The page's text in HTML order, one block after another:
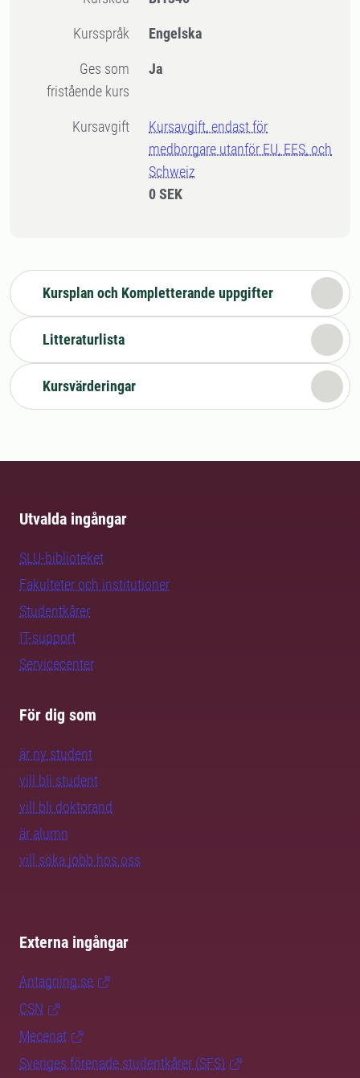
Kursspråk Engelska
Ges som
fristående kurs
Ja
Kursavgift
Kursavgift, endast för
medborgare utanför EU, EES, och
Schweiz
0 SEK
Kursplan och Kompletterande uppgifter
Litteraturlista
Kursvärderingar
Utvalda ingångar
SLU-biblioteket
Fakulteter och institutioner
Studentkårer
IT-support
Servicecenter
För dig som
är ny student
vill bli student
vill bli doktorand
är alumn
vill söka jobb hos oss
Externa ingångar
Antagning.se
CSN
Mecenat
Sveriges förenade studentkårer (SFS)